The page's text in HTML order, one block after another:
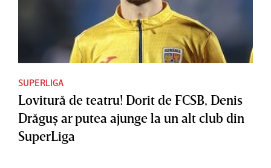
SUPERLIGA
Lovitură de teatru! Dorit de FCSB, Denis
Drăguş ar putea ajunge la un alt club din
SuperLiga